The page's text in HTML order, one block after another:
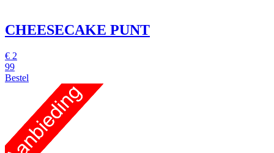
CHEESECAKE PUNT
€ 2
99
Bestel